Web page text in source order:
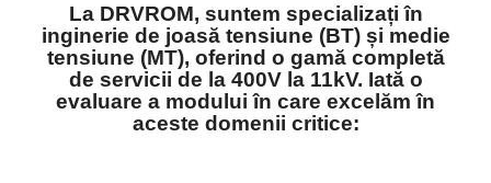
La DRVROM, suntem specializați în
inginerie de joasă tensiune (BT) și medie
tensiune (MT), oferind o gamă completă
de servicii de la 400V la 11kV. Iată o
evaluare a modului în care excelăm în
aceste domenii critice: